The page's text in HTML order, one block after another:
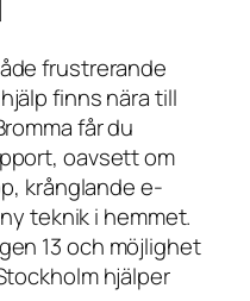
frustrerande
finns nära till
får du
oavsett om
krånglande e-
teknik i hemmet.
13 och möjlighet
hjälper